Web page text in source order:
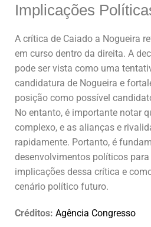
Implicações
A crítica de Caiado a Nogueira
em curso dentro da direita. A
pode ser vista como uma
candidatura de Nogueira e
posição como possível
No entanto, é importante notar
complexo, e as alianças e
rapidamente. Portanto, é
desenvolvimentos políticos
implicações dessa crítica e
cenário político futuro.
Créditos: Agência Congresso